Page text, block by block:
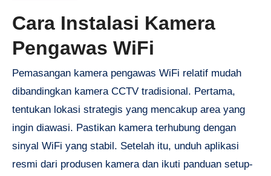
Cara Instalasi Kamera
Pengawas WiFi
Pemasangan kamera pengawas WiFi relatif mudah
dibandingkan kamera CCTV tradisional. Pertama,
tentukan lokasi strategis yang mencakup area yang
ingin diawasi. Pastikan kamera terhubung dengan
sinyal WiFi yang stabil. Setelah itu, unduh aplikasi
resmi dari produsen kamera dan ikuti panduan setup-